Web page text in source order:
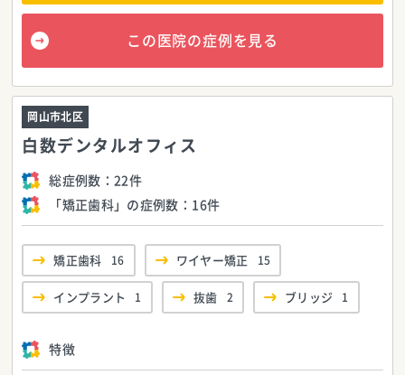
この医院の症例を見る
白数デンタルオフィス
岡山市北区
総症例数：22件
「矯正歯科」の症例数： 16件
矯正歯科 16 ワイヤー矯正 15
インプラント 1 抜歯 2 ブリッジ 1
特徴